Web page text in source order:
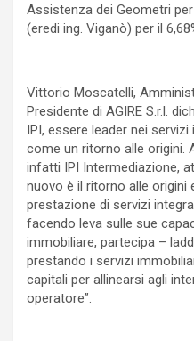
Assistenza dei Geometri per
(eredi ing. Viganò) per il
Vittorio Moscatelli,
Presidente di AGIRE S.r.l.
IPI, essere leader nei servizi
come un ritorno alle origini.
infatti IPI Intermediazione,
nuovo è il ritorno alle origini
prestazione di servizi
facendo leva sulle sue
immobiliare, partecipa –
prestando i servizi
capitali per allinearsi agli
operatore”.